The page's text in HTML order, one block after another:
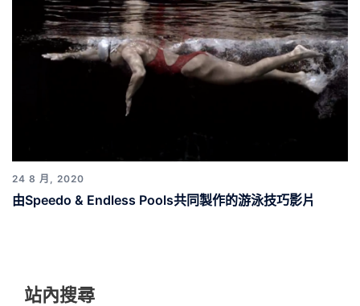
24 8 月, 2020
由Speedo & Endless Pools共同製作的游泳技巧影片
站內搜尋